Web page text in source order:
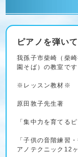
ピアノを弾い
我孫子市柴崎（柴
園そば）の教室です
※レッスン教材※
原田敦子先生著
「集中力を育てる
「子供の音階練習
アノテクニック12